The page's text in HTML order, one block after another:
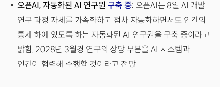
오픈AI, 자동화된 AI 연구원 구축 중: 오픈AI는 8일 AI 개발
연구 과정 자체를 가속화하고 점차 자동화하면서도 인간의
통제 하에 있도록 하는 자동화된 AI 연구권을 구축 중이라고
밝힘. 2028년 3월경 연구의 상당 부분을 AI 시스템과
인간이 협력해 수행할 것이라고 전망